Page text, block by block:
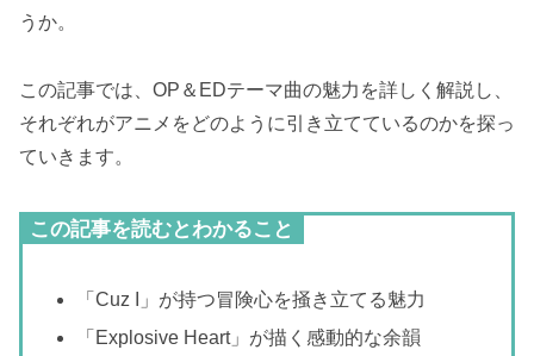
うか。
この記事では、OP＆EDテーマ曲の魅力を詳しく解説し、
それぞれがアニメをどのように引き立てているのかを探っ
ていきます。
この記事を読むとわかること
「Cuz I」が持つ冒険心を掻き立てる魅力
「Explosive Heart」が描く感動的な余韻